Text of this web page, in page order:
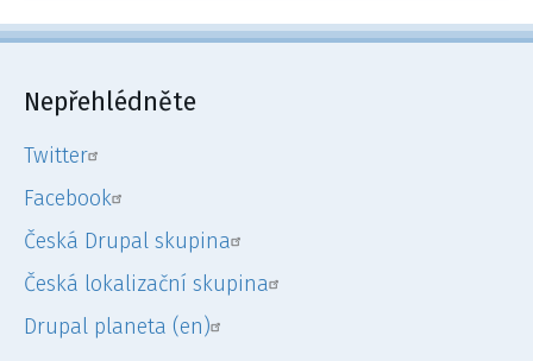
Nepřehlédněte
Twitter
Facebook
Česká Drupal skupina
Česká lokalizační skupina
Drupal planeta (en)